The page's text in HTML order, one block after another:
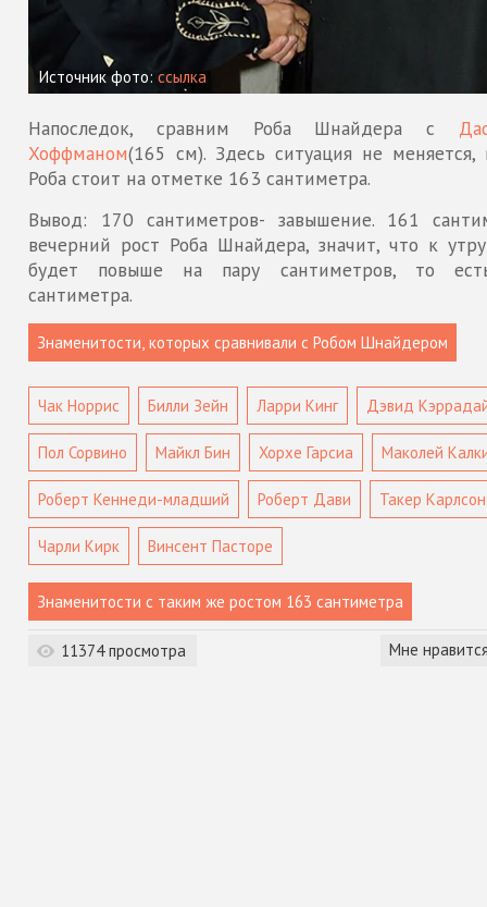
Источник фото:ссылка
Напоследок, сравним Роба Шнайдера с
Хоффманом(165 см). Здесь ситуация не меняется,
Роба стоит на отметке 163 сантиметра.
Вывод: 170 сантиметров- завышение. 161
вечерний рост Роба Шнайдера, значит, что к
будет повыше на пару сантиметров, то
сантиметра.
Чак Норрис Билли Зейн Ларри Кинг Дэвид
Пол Сорвино Майкл Бин Хорхе Гарсиа Маколей
Роберт Кеннеди-младший Роберт Дави Такер Карлсон
Чарли Кирк Винсент Пасторе
Мне
11374 просмотра